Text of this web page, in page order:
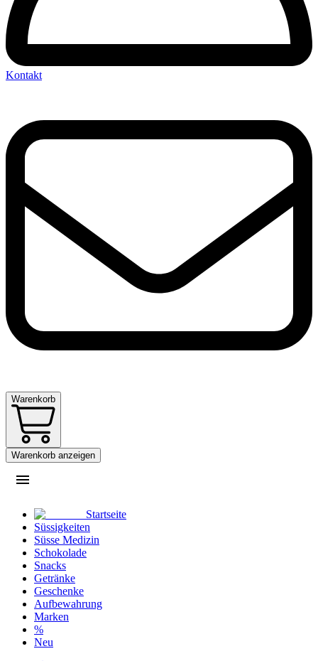
Kontakt
Warenkorb
Warenkorb anzeigen
Startseite
Süssigkeiten
Süsse Medizin
Schokolade
Snacks
Getränke
Geschenke
Aufbewahrung
Marken
%
Neu